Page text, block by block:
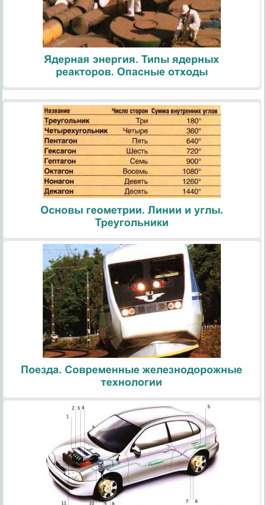
Ядерная энергия. Типы ядерных
реакторов. Опасные отходы
Основы геометрии. Линии и углы.
Треугольники
Поезда. Современные железнодорожные
технологии